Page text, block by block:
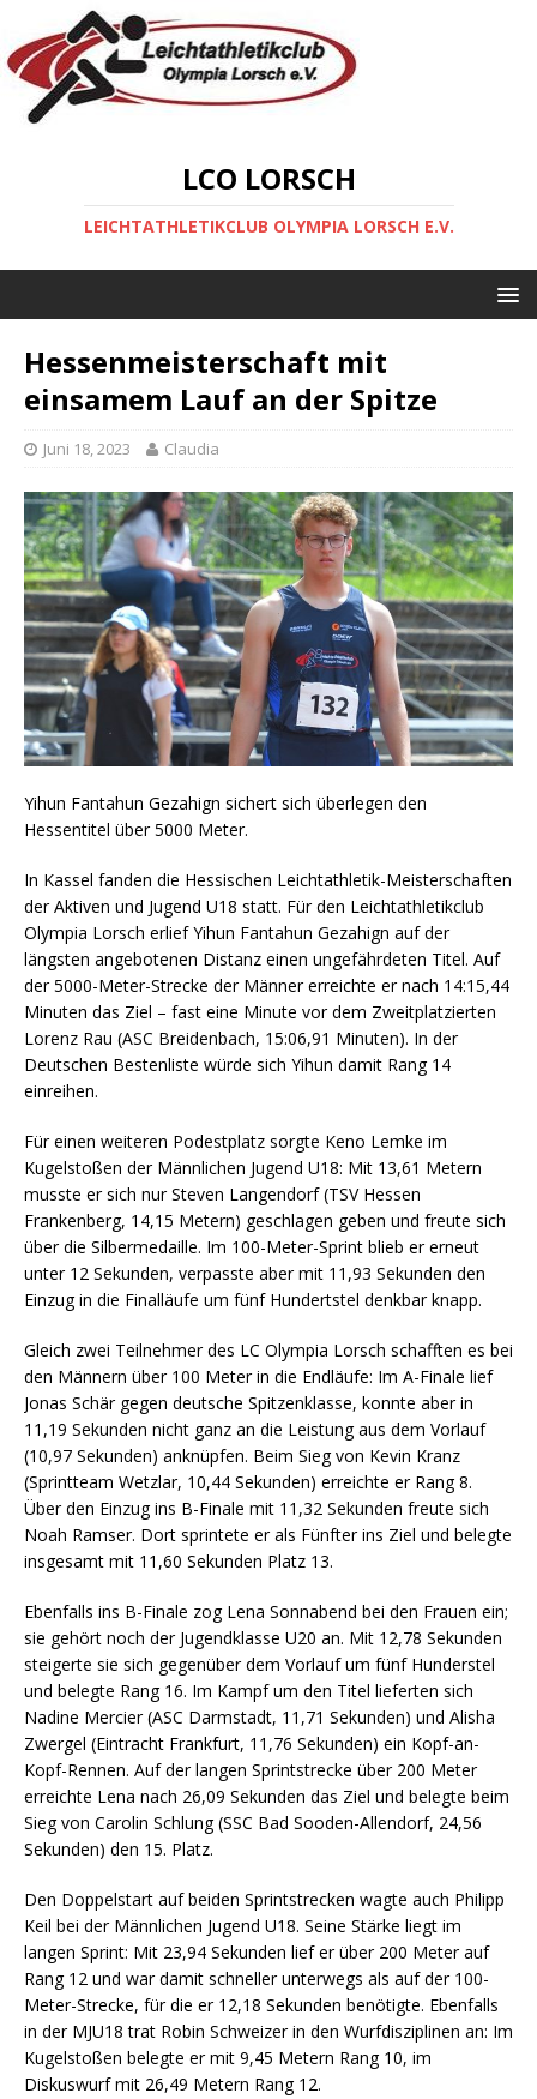
LCO LORSCH
LEICHTATHLETIKCLUB OLYMPIA LORSCH E.V.
Hessenmeisterschaft mit
einsamem Lauf an der Spitze
Juni 18, 2023 Claudia
Yihun Fantahun Gezahign sichert sich überlegen den
Hessentitel über 5000 Meter.
In Kassel fanden die Hessischen Leichtathletik-Meisterschaften
der Aktiven und Jugend U18 statt. Für den Leichtathletikclub
Olympia Lorsch erlief Yihun Fantahun Gezahign auf der
längsten angebotenen Distanz einen ungefährdeten Titel. Auf
der 5000-Meter-Strecke der Männer erreichte er nach 14:15,44
Minuten das Ziel – fast eine Minute vor dem Zweitplatzierten
Lorenz Rau (ASC Breidenbach, 15:06,91 Minuten). In der
Deutschen Bestenliste würde sich Yihun damit Rang 14
einreihen.
Für einen weiteren Podestplatz sorgte Keno Lemke im
Kugelstoßen der Männlichen Jugend U18: Mit 13,61 Metern
musste er sich nur Steven Langendorf (TSV Hessen
Frankenberg, 14,15 Metern) geschlagen geben und freute sich
über die Silbermedaille. Im 100-Meter-Sprint blieb er erneut
unter 12 Sekunden, verpasste aber mit 11,93 Sekunden den
Einzug in die Finalläufe um fünf Hundertstel denkbar knapp.
Gleich zwei Teilnehmer des LC Olympia Lorsch schafften es bei
den Männern über 100 Meter in die Endläufe: Im A-Finale lief
Jonas Schär gegen deutsche Spitzenklasse, konnte aber in
11,19 Sekunden nicht ganz an die Leistung aus dem Vorlauf
(10,97 Sekunden) anknüpfen. Beim Sieg von Kevin Kranz
(Sprintteam Wetzlar, 10,44 Sekunden) erreichte er Rang 8.
Über den Einzug ins B-Finale mit 11,32 Sekunden freute sich
Noah Ramser. Dort sprintete er als Fünfter ins Ziel und belegte
insgesamt mit 11,60 Sekunden Platz 13.
Ebenfalls ins B-Finale zog Lena Sonnabend bei den Frauen ein;
sie gehört noch der Jugendklasse U20 an. Mit 12,78 Sekunden
steigerte sie sich gegenüber dem Vorlauf um fünf Hunderstel
und belegte Rang 16. Im Kampf um den Titel lieferten sich
Nadine Mercier (ASC Darmstadt, 11,71 Sekunden) und Alisha
Zwergel (Eintracht Frankfurt, 11,76 Sekunden) ein Kopf-an-
Kopf-Rennen. Auf der langen Sprintstrecke über 200 Meter
erreichte Lena nach 26,09 Sekunden das Ziel und belegte beim
Sieg von Carolin Schlung (SSC Bad Sooden-Allendorf, 24,56
Sekunden) den 15. Platz.
Den Doppelstart auf beiden Sprintstrecken wagte auch Philipp
Keil bei der Männlichen Jugend U18. Seine Stärke liegt im
langen Sprint: Mit 23,94 Sekunden lief er über 200 Meter auf
Rang 12 und war damit schneller unterwegs als auf der 100-
Meter-Strecke, für die er 12,18 Sekunden benötigte. Ebenfalls
in der MJU18 trat Robin Schweizer in den Wurfdisziplinen an: Im
Kugelstoßen belegte er mit 9,45 Metern Rang 10, im
Diskuswurf mit 26,49 Metern Rang 12.